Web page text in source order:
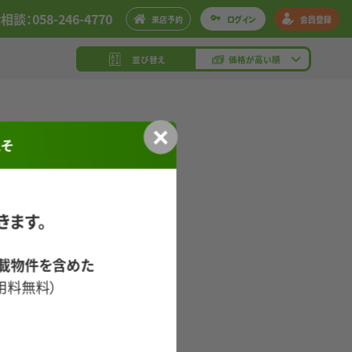
談：058-246-4770 来店予約 ログイン 会員登録
す。
物件を含めた
無料）
並び替え 価格が高い順